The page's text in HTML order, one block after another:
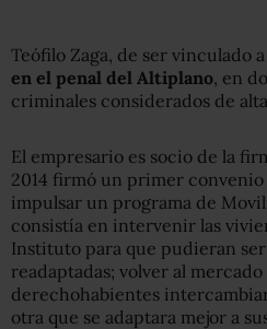
Teófilo Zaga, de ser vinculado
en el penal del Altiplano, en
criminales considerados de
El empresario es socio de la
2014 firmó un primer
impulsar un programa de
consistía en intervenir las
Instituto para que pudieran
readaptadas; volver al
derechohabientes
otra que se adaptara mejor a